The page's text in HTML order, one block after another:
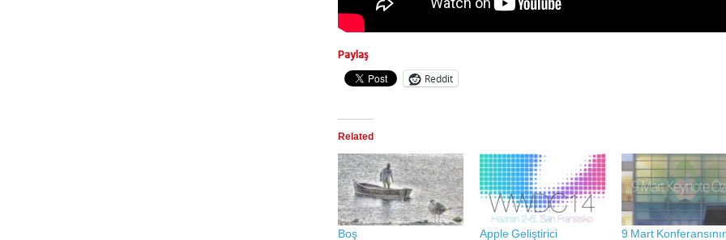
Paylaş
Reddit
Related
Boş
Apple Geliştirici
9 Mart